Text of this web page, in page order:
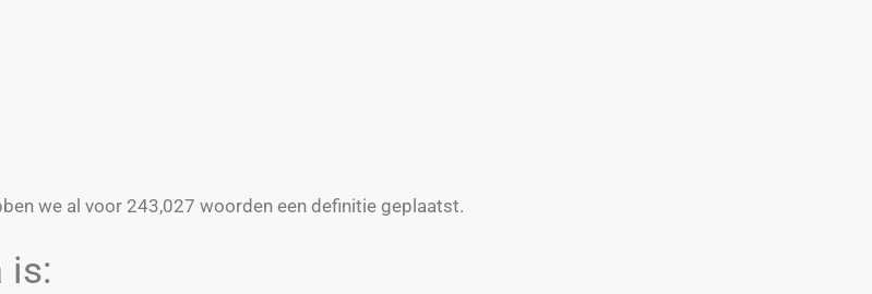
we al voor 243,027 woorden een definitie geplaatst.
is: